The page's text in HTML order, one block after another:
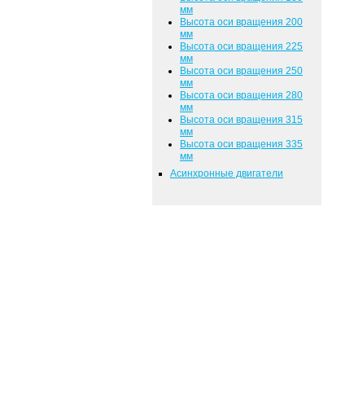
мм
Высота оси вращения 200
мм
Высота оси вращения 225
мм
Высота оси вращения 250
мм
Высота оси вращения 280
мм
Высота оси вращения 315
мм
Высота оси вращения 335
мм
Асинхронные двигатели